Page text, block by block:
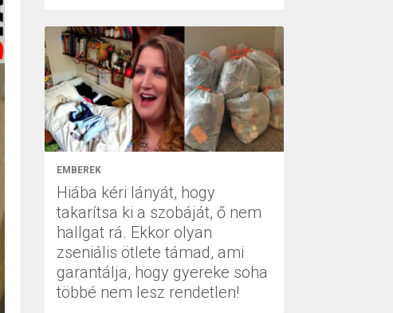
EMBEREK
Hiába kéri lányát, hogy
takarítsa ki a szobáját, ő nem
hallgat rá. Ekkor olyan
zseniális ötlete támad, ami
garantálja, hogy gyereke soha
többé nem lesz rendetlen!